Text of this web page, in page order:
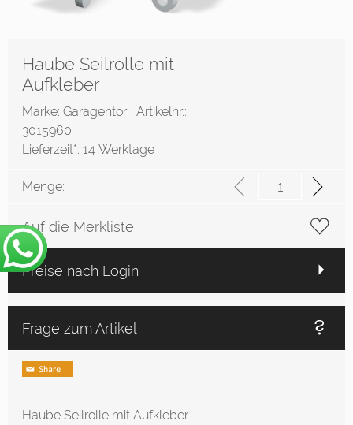
Haube Seilrolle mit
Aufkleber
Marke: Garagentor Artikelnr.:
3015960
Lieferzeit*: 14 Werktage
Menge:
Auf die Merkliste
Preise nach Login
Frage zum Artikel
Haube Seilrolle mit Aufkleber